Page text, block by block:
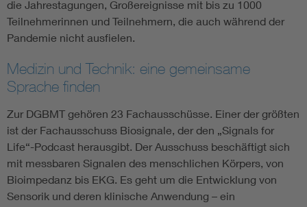
die Jahrestagungen, Großereignisse mit bis zu 1000
Teilnehmerinnen und Teilnehmern, die auch während der
Pandemie nicht ausfielen.
Medizin und Technik: eine gemeinsame
Sprache finden
Zur DGBMT gehören 23 Fachausschüsse. Einer der größten
ist der Fachausschuss Biosignale, der den „Signals for
Life“-Podcast herausgibt. Der Ausschuss beschäftigt sich
mit messbaren Signalen des menschlichen Körpers, von
Bioimpedanz bis EKG. Es geht um die Entwicklung von
Sensorik und deren klinische Anwendung – ein